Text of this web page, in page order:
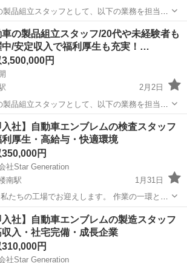
製品組立スタッフとして、以下の業務を担当し
グ 【具体的には】 ■ 自動車製品の組立 自動車製品の...
神駅 半導体 未経験
車の製品組立スタッフ/20代や未経験者も
中/安定収入で福利厚生も充実！…
円
2月2日
製品組立スタッフとして、以下の業務を担当し
グ 【具体的には】 ■ 自動車製品の組立 自動車製品の...
多駅 半導体 未経験
入社】自動車エンブレムの検査スタッフ
利厚生・高給与・快適環境
350,000円
社Star Generation
南駅
1月31日
たちの工場でお迎えします。 作業の一環とし
最高の品質を保つことが求められます。 経験
としたサポート体制があるため、安心してご
都府楼南駅 社会保険
入社】自動車エンブレムの製造スタッフ
収入・社宅完備・成長企業
310,000円
社Star Generation